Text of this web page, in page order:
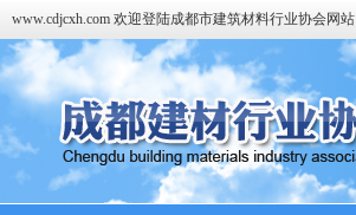
www.cdjcxh.com 欢迎登陆成都市建筑材料行业协会网站